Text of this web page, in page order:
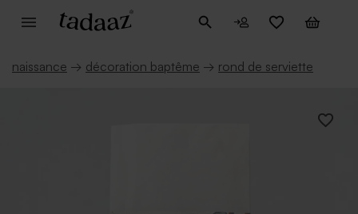
naissance → décoration baptême → rond de serviette